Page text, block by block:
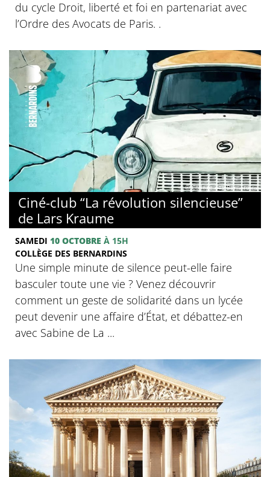
du cycle Droit, liberté et foi en partenariat avec
l’Ordre des Avocats de Paris. .
© Collège des Bernardins
Ciné-club “La révolution silencieuse”
de Lars Kraume
SAMEDI 10 OCTOBRE À 15H
COLLÈGE DES BERNARDINS
Une simple minute de silence peut-elle faire
basculer toute une vie ? Venez découvrir
comment un geste de solidarité dans un lycée
peut devenir une affaire d’État, et débattez-en
avec Sabine de La ...